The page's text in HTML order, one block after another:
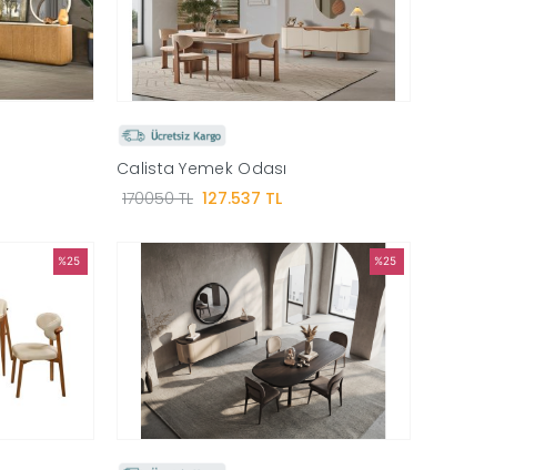
Calista Yemek Odası
170050 TL 127.537 TL
%25 %25